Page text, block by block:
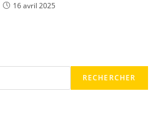
16 avril 2025
RECHERCHER